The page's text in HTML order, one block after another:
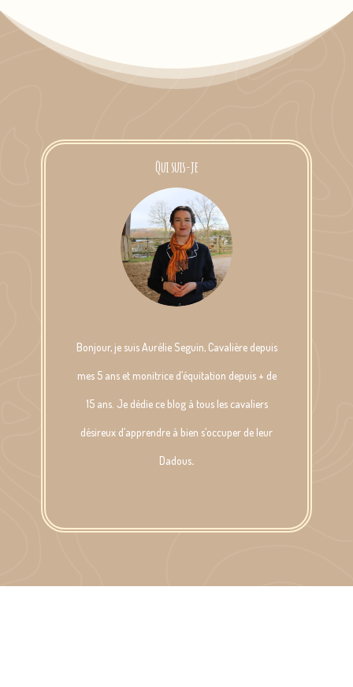
Qui suis-je
Bonjour, je suis Aurélie Seguin, Cavalière depuis
mes 5 ans et monitrice d’équitation depuis + de
15 ans. Je dédie ce blog à tous les cavaliers
désireux d’apprendre à bien s’occuper de leur
Dadous.